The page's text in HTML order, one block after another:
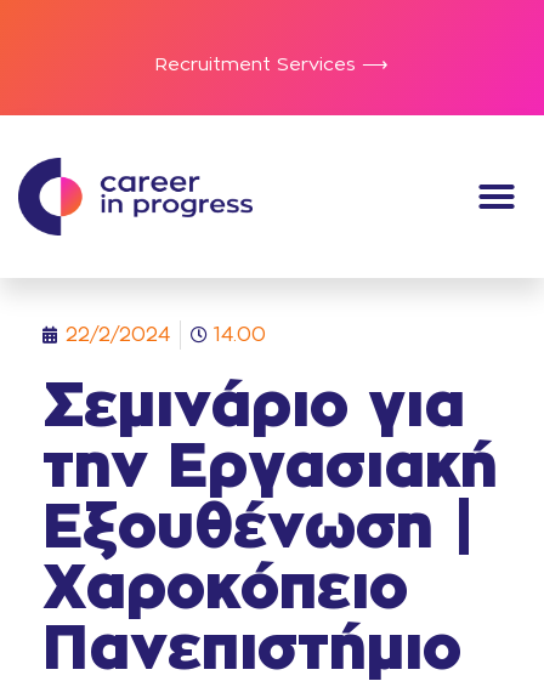
Recruitment Services ⟶
22/2/2024 14.00
Σεμινάριο για
την Εργασιακή
Εξουθένωση |
Χαροκόπειο
Πανεπιστήμιο